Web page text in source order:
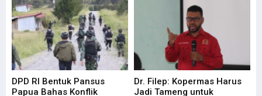
DPD RI Bentuk Pansus
Papua Bahas Konflik
Dr. Filep: Kopermas Harus
Jadi Tameng untuk